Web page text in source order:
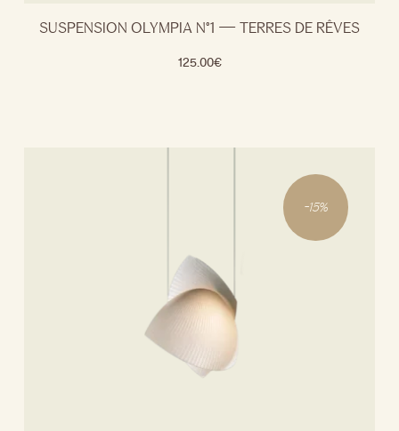
SUSPENSION OLYMPIA N°1 — TERRES DE RÊVES
125.00€
-15%